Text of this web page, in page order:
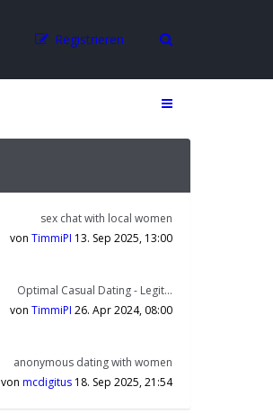
Registrieren
sex chat with local women
von TimmiPI 13. Sep 2025, 13:00
Optimal Сasual Dating - Legit…
von TimmiPI 26. Apr 2024, 08:00
anonymous dating with women
von mcdigitus 18. Sep 2025, 21:54